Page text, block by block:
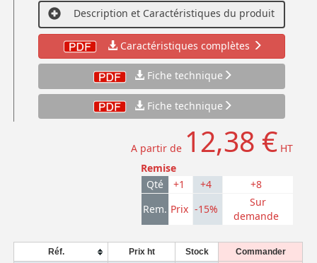
Description et Caractéristiques du produit
Caractéristiques complètes
Fiche technique
Fiche technique
A partir de 12,38 € HT
Remise
Qté
+1 +4
+8
Rem. Prix -15%
Sur
demande
Réf. Prix ht Stock Commander